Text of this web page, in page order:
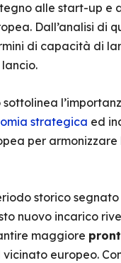
alle start-up e
Dall’analisi di
di capacità di
strategica ed
per
storico
nuovo incarico
maggiore
europeo.